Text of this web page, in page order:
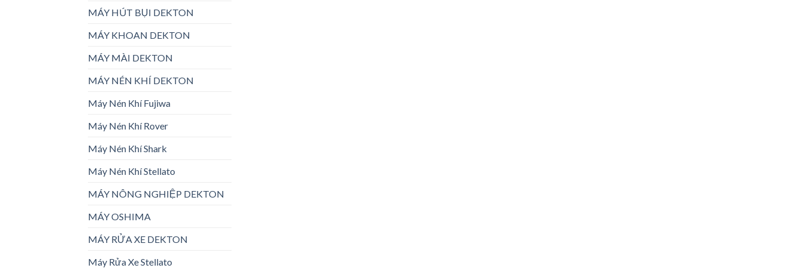
MÁY HÚT BỤI DEKTON
MÁY KHOAN DEKTON
MÁY MÀI DEKTON
MÁY NÉN KHÍ DEKTON
Máy Nén Khí Fujiwa
Máy Nén Khí Rover
Máy Nén Khí Shark
Máy Nén Khí Stellato
MÁY NÔNG NGHIỆP DEKTON
MÁY OSHIMA
MÁY RỬA XE DEKTON
Máy Rửa Xe Stellato